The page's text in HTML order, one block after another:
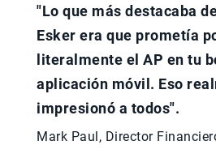
"Lo que más destacaba
Esker era que prometía
literalmente el AP en tu
aplicación móvil. Eso
impresionó a todos".
Mark Paul, Director